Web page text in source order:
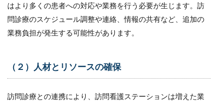
はより多くの患者への対応や業務を行う必要が生じます。訪
問診療のスケジュール調整や連絡、情報の共有など、追加の
業務負担が発生する可能性があります。
（２）人材とリソースの確保
訪問診療との連携により、訪問看護ステーションは増えた業